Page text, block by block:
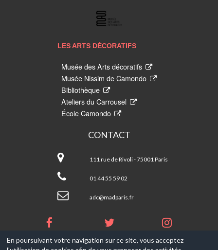
ARTS
LES ARTS DÉCORATIFS
Musée des Arts décoratifs
Musée Nissim de Camondo
Bibliothèque
Ateliers du Carrousel
École Camondo
CONTACT
Arts
Décoratifs
111 rue de Rivoli - 75001 Paris
01 44 55 59 02
adc@madparis.fr
En poursuivant votre navigation sur ce site, vous acceptez